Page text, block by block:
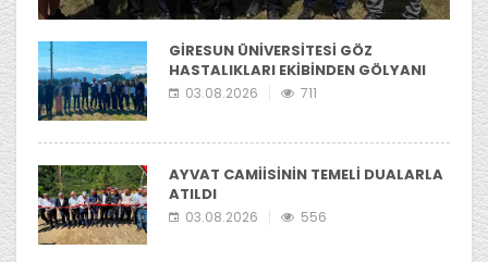
Kerasus Off-Road ekibi yer aldı.
GİRESUN ÜNİVERSİTESİ GÖZ
HASTALIKLARI EKİBİNDEN GÖLYANI
YAYLASI'NIA ZİYARET
03.08.2026 711
AYVAT CAMİİSİNİN TEMELİ DUALARLA
ATILDI
03.08.2026 556